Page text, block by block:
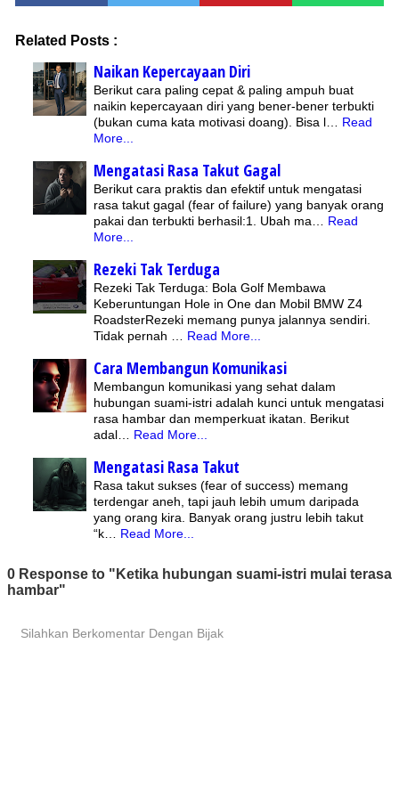
Related Posts :
Naikan Kepercayaan Diri
Berikut cara paling cepat & paling ampuh buat
naikin kepercayaan diri yang bener-bener terbukti
(bukan cuma kata motivasi doang). Bisa l… Read
More...
Mengatasi Rasa Takut Gagal
Berikut cara praktis dan efektif untuk mengatasi
rasa takut gagal (fear of failure) yang banyak orang
pakai dan terbukti berhasil:1. Ubah ma… Read
More...
Rezeki Tak Terduga
Rezeki Tak Terduga: Bola Golf Membawa
Keberuntungan Hole in One dan Mobil BMW Z4
RoadsterRezeki memang punya jalannya sendiri.
Tidak pernah … Read More...
Cara Membangun Komunikasi
Membangun komunikasi yang sehat dalam
hubungan suami-istri adalah kunci untuk mengatasi
rasa hambar dan memperkuat ikatan. Berikut
adal… Read More...
Mengatasi Rasa Takut
Rasa takut sukses (fear of success) memang
terdengar aneh, tapi jauh lebih umum daripada
yang orang kira. Banyak orang justru lebih takut
“k… Read More...
0 Response to "Ketika hubungan suami-istri mulai terasa
hambar"
Silahkan Berkomentar Dengan Bijak